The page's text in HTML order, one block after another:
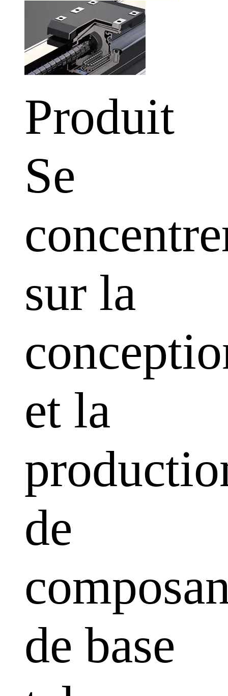
Produit
Se
sur la
et la
de
de base